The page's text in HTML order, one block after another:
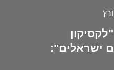
ישראלים":